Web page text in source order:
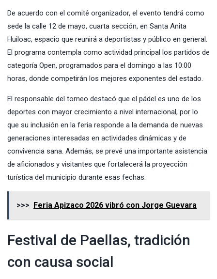
De acuerdo con el comité organizador, el evento tendrá como
sede la calle 12 de mayo, cuarta sección, en Santa Anita
Huiloac, espacio que reunirá a deportistas y público en general.
El programa contempla como actividad principal los partidos de
categoría Open, programados para el domingo a las 10:00
horas, donde competirán los mejores exponentes del estado.
El responsable del torneo destacó que el pádel es uno de los
deportes con mayor crecimiento a nivel internacional, por lo
que su inclusión en la feria responde a la demanda de nuevas
generaciones interesadas en actividades dinámicas y de
convivencia sana. Además, se prevé una importante asistencia
de aficionados y visitantes que fortalecerá la proyección
turística del municipio durante esas fechas.
>>> Feria Apizaco 2026 vibró con Jorge Guevara
Festival de Paellas, tradición
con causa social